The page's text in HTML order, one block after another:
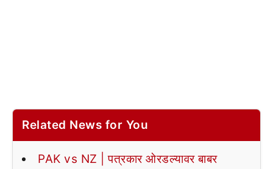
Related News for You
PAK vs NZ | पत्रकार ओरडल्यावर बाबर